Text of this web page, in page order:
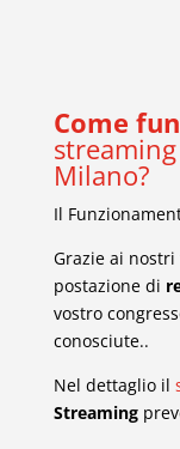
Come
Milano?
Il
Grazie ai
postazione di
vostro
conosciute..
Nel dettaglio il
Streaming